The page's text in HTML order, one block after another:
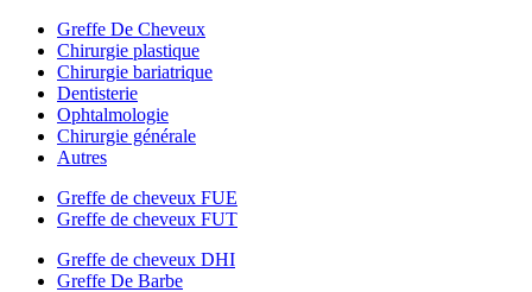
Greffe De Cheveux
Chirurgie plastique
Chirurgie bariatrique
Dentisterie
Ophtalmologie
Chirurgie générale
Autres
Greffe de cheveux FUE
Greffe de cheveux FUT
Greffe de cheveux DHI
Greffe De Barbe